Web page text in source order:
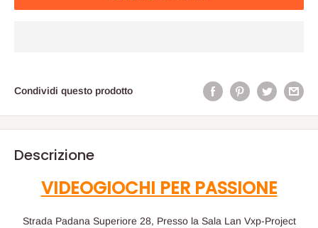
Condividi questo prodotto
Descrizione
VIDEOGIOCHI PER PASSIONE
Strada Padana Superiore 28, Presso la Sala Lan Vxp-Project